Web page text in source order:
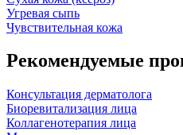
Угревая сыпь
Чувствительная кожа
Рекомендуемые
Консультация дерматолога
Биоревитализация лица
Коллагенотерапия лица